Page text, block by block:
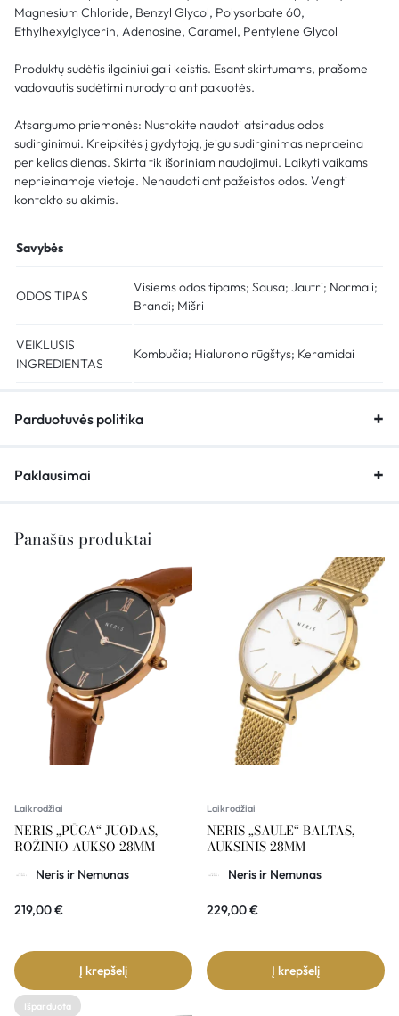
Magnesium Chloride, Benzyl Glycol, Polysorbate 60,
Ethylhexylglycerin, Adenosine, Caramel, Pentylene Glycol
Produktų sudėtis ilgainiui gali keistis. Esant skirtumams, prašome
vadovautis sudėtimi nurodyta ant pakuotės.
Atsargumo priemonės: Nustokite naudoti atsiradus odos
sudirginimui. Kreipkitės į gydytoją, jeigu sudirginimas nepraeina
per kelias dienas. Skirta tik išoriniam naudojimui. Laikyti vaikams
neprieinamoje vietoje. Nenaudoti ant pažeistos odos. Vengti
kontakto su akimis.
Savybės
ODOS TIPAS
Visiems odos tipams; Sausa; Jautri; Normali;
Brandi; Mišri
VEIKLUSIS
INGREDIENTAS
Kombučia; Hialurono rūgštys; Keramidai
Parduotuvės politika
Paklausimai
Panašūs produktai
Laikrodžiai
NERIS „PŪGA“ JUODAS,
ROŽINIO AUKSO 28MM
Neris ir Nemunas
219,00€
Į krepšelį
Laikrodžiai
NERIS „SAULĖ“ BALTAS,
AUKSINIS 28MM
Neris ir Nemunas
229,00€
Į krepšelį
Išparduota